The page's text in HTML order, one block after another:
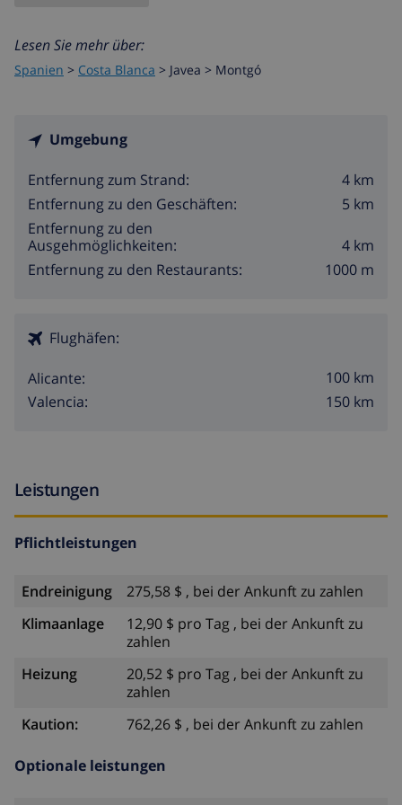
Lesen Sie mehr über:
Spanien > Costa Blanca > Javea > Montgó
Umgebung
Entfernung zum Strand:
4 km
Entfernung zu den Geschäften:
5 km
Entfernung zu den
Ausgehmöglichkeiten:
4 km
Entfernung zu den Restaurants:
1000 m
Flughäfen:
Alicante:
100 km
Valencia:
150 km
Leistungen
Pflichtleistungen
Endreinigung
275,58 $ , bei der Ankunft zu zahlen
Klimaanlage
12,90 $ pro Tag , bei der Ankunft zu
zahlen
Heizung
20,52 $ pro Tag , bei der Ankunft zu
zahlen
Kaution:
762,26 $ , bei der Ankunft zu zahlen
Optionale leistungen